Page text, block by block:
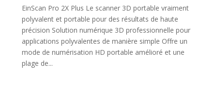
EinScan Pro 2X Plus Le scanner 3D portable vraiment
polyvalent et portable pour des résultats de haute
précision Solution numérique 3D professionnelle pour
applications polyvalentes de manière simple Offre un
mode de numérisation HD portable amélioré et une
plage de...